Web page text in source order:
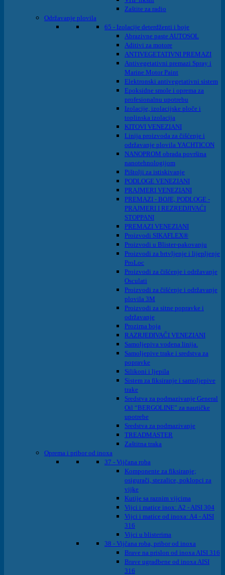
Zaštite za radio
Održavanje plovila
65 - Izolacije deterdženti i boje
Abrazivne paste AUTOSOL
Aditivi za motore
ANTIVEGETATIVNI PREMAZI
Antivegetativni premazi Spray i
Marine Motor Paint
Elektronski antivegetativni sistem
Epoksidne smole i oprema za
profesionalnu upotrebu
Izolacije, izolacijske ploče i
toplinska izolacija
KITOVI VENEZIANI
Linija proizvoda za čišćenje i
održavanje plovila YACHTICON
NANOPROM obrada površina
nanotehnologijom
Pištolji za istiskivanje
PODLOGE VENEZIANI
PRAJMERI VENEZIANI
PREMAZI - BOJE, PODLOGE -
PRAJMERI I REZREDJIVAĆI
STOPPANI
PREMAZI VENEZIANI
Proizvodi SIKAFLEX®
Proizvodi u Blister-pakovanju
Proizvodi za brtvljenje i lijepljenje
ProLoc
Proizvodi za čišćenje i održavanje
Osculati
Proizvodi za čišćenje i održavanje
plovila 3M
Proizvodi za sitne popravke i
održavanje
Prozirna boja
RAZRJEĐIVAČI VENEZIANI
Samoljepiva vodena linija.
Samoljepive trake i sredstva za
popravke
Silikoni i ljepila
Sistem za fiksiranje i samoljepive
trake
Sredstva za podmazivanje General
Oil “BERGOLINE” za nautičke
upotrebe
Sredstva za podmazivanje
TREADMASTER
Zaštitna traka
Oprema i pribor od inoxa
37 - Vijčana roba
Komponente za fiksiranje;
osigurači, stezalice, poklopci za
vijke
Kutije sa raznim vijcima
Vijci i matice inox: A2 - AISI 304
Vijci i matice od inoxa: A4 - AISI
316
Vijci u blisterima
38 - Vijčana roba, pribor od inoxa
Brave na prislon od inoxa AISI 316
Brave ugradbene od inoxa AISI
316